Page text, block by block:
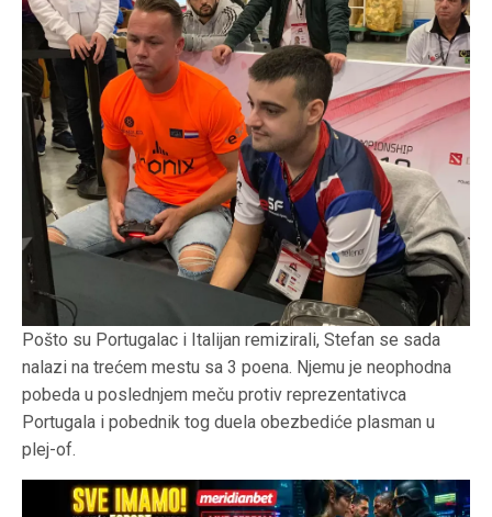
Pošto su Portugalac i Italijan remizirali, Stefan se sada
nalazi na trećem mestu sa 3 poena. Njemu je neophodna
pobeda u poslednjem meču protiv reprezentativca
Portugala i pobednik tog duela obezbediće plasman u
plej-of.